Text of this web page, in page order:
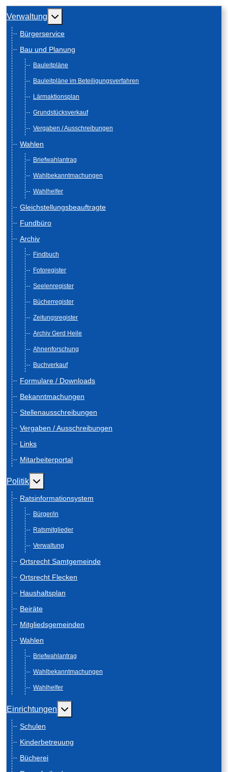
Verwaltung Weitere Informationen: Verwaltung
Bürgerservice
Bau und Planung
Bauleitpläne
Bauleitpläne im Beteiligungsverfahren
Lärmaktionsplan
Grundstücksverkauf
Vergaben / Ausschreibungen
Wahlen
Briefwahlantrag
Wahlbekanntmachungen
Wahlhelfer
Gleichstellungsbeauftragte
Fundbüro
Archiv
Findbuch
Fotoregister
Seelenregister
Bücherregister
Zeitungsregister
Archiv Gerd Heile
Ahnenforschung
Buchverkauf
Formulare / Downloads
Bekanntmachungen
Stellenausschreibungen
Vergaben / Ausschreibungen
Links
Mitarbeiterportal
Politik Weitere Informationen: Politik
Ratsinformationsystem
Bürger/in
Ratsmitglieder
Verwaltung
Ortsrecht Samtgemeinde
Ortsrecht Flecken
Haushaltsplan
Beiräte
Mitgliedsgemeinden
Wahlen
Briefwahlantrag
Wahlbekanntmachungen
Wahlhelfer
Einrichtungen Weitere Informationen: Einrichtungen
Schulen
Kinderbetreuung
Bücherei